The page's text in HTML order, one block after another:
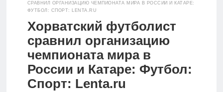
Тренеры
Документы
Контакты
Новости
СРАВНИЛ ОРГАНИЗАЦИЮ ЧЕМПИОНАТА МИРА В РОССИИ И КАТАРЕ:
ФУТБОЛ: СПОРТ: LENTA.RU
Хорватский футболист
сравнил организацию
чемпионата мира в
России и Катаре: Футбол:
Спорт: Lenta.ru